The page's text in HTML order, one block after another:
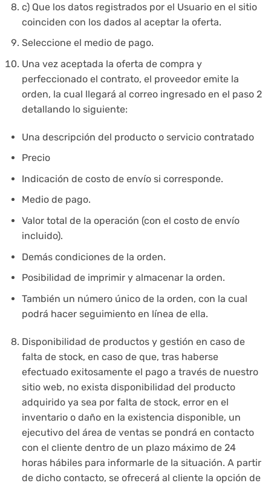
c) Que los datos registrados por el Usuario en el sitio
coinciden con los dados al aceptar la oferta.
Seleccione el medio de pago.
Una vez aceptada la oferta de compra y
perfeccionado el contrato, el proveedor emite la
orden, la cual llegará al correo ingresado en el paso 2
detallando lo siguiente:
Una descripción del producto o servicio contratado
Precio
Indicación de costo de envío si corresponde.
Medio de pago.
Valor total de la operación (con el costo de envío
incluido).
Demás condiciones de la orden.
Posibilidad de imprimir y almacenar la orden.
También un número único de la orden, con la cual
podrá hacer seguimiento en línea de ella.
Disponibilidad de productos y gestión en caso de
falta de stock, en caso de que, tras haberse
efectuado exitosamente el pago a través de nuestro
sitio web, no exista disponibilidad del producto
adquirido ya sea por falta de stock, error en el
inventario o daño en la existencia disponible, un
ejecutivo del área de ventas se pondrá en contacto
con el cliente dentro de un plazo máximo de 24
horas hábiles para informarle de la situación. A partir
de dicho contacto, se ofrecerá al cliente la opción de